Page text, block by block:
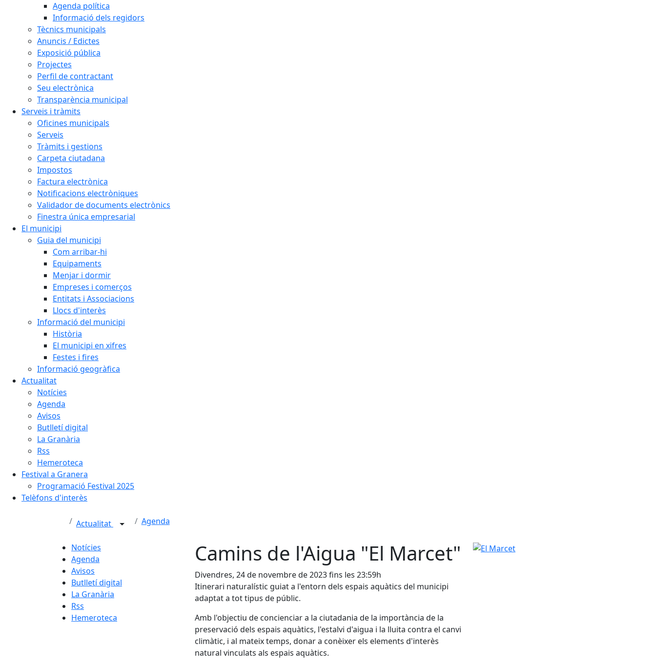
Agenda política
Informació dels regidors
Tècnics municipals
Anuncis / Edictes
Exposició pública
Projectes
Perfil de contractant
Seu electrònica
Transparència municipal
Serveis i tràmits
Oficines municipals
Serveis
Tràmits i gestions
Carpeta ciutadana
Impostos
Factura electrònica
Notificacions electròniques
Validador de documents electrònics
Finestra única empresarial
El municipi
Guia del municipi
Com arribar-hi
Equipaments
Menjar i dormir
Empreses i comerços
Entitats i Associacions
Llocs d'interès
Informació del municipi
Història
El municipi en xifres
Festes i fires
Informació geogràfica
Actualitat
Notícies
Agenda
Avisos
Butlletí digital
La Granària
Rss
Hemeroteca
Festival a Granera
Programació Festival 2025
Telèfons d'interès
Actualitat Agenda
Notícies
Agenda
Avisos
Butlletí digital
La Granària
Rss
Hemeroteca
Camins de l'Aigua "El Marcet"
Divendres, 24 de novembre de 2023 fins les 23:59h
Itinerari naturalístic guiat a l'entorn dels espais aquàtics del municipi
adaptat a tot tipus de públic.
Amb l'objectiu de concienciar a la ciutadania de la importància de la
preservació dels espais aquàtics, l'estalvi d'aigua i la lluita contra el canvi
climàtic, i al mateix temps, donar a conèixer els elements d'interès
natural vinculats als espais aquàtics.
El Marcet